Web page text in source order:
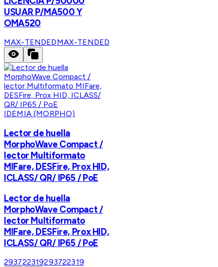
USUAR P/MA500 Y
OMA520
MAX-TENDEDMAX-TENDED
IDEMIA (MORPHO)
Lector de huella
MorphoWave Compact /
lector Multiformato
MIFare, DESFire, Prox HID,
ICLASS/ QR/ IP65 / PoE
Lector de huella
MorphoWave Compact /
lector Multiformato
MIFare, DESFire, Prox HID,
ICLASS/ QR/ IP65 / PoE
293722319293722319